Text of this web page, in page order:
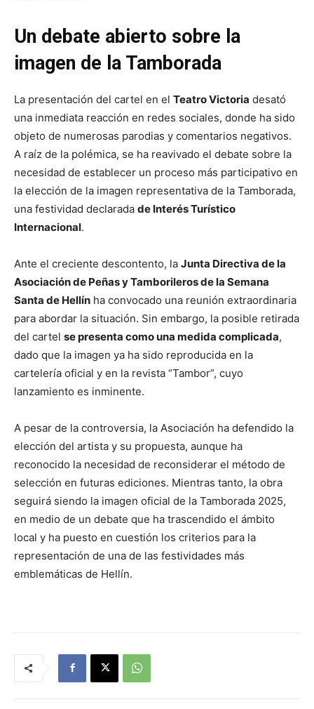
Un debate abierto sobre la
imagen de la Tamborada
La presentación del cartel en el Teatro Victoria desató
una inmediata reacción en redes sociales, donde ha sido
objeto de numerosas parodias y comentarios negativos.
A raíz de la polémica, se ha reavivado el debate sobre la
necesidad de establecer un proceso más participativo en
la elección de la imagen representativa de la Tamborada,
una festividad declarada de Interés Turístico
Internacional.
Ante el creciente descontento, la Junta Directiva de la
Asociación de Peñas y Tamborileros de la Semana
Santa de Hellín ha convocado una reunión extraordinaria
para abordar la situación. Sin embargo, la posible retirada
del cartel se presenta como una medida complicada,
dado que la imagen ya ha sido reproducida en la
cartelería oficial y en la revista “Tambor”, cuyo
lanzamiento es inminente.
A pesar de la controversia, la Asociación ha defendido la
elección del artista y su propuesta, aunque ha
reconocido la necesidad de reconsiderar el método de
selección en futuras ediciones. Mientras tanto, la obra
seguirá siendo la imagen oficial de la Tamborada 2025,
en medio de un debate que ha trascendido el ámbito
local y ha puesto en cuestión los criterios para la
representación de una de las festividades más
emblemáticas de Hellín.